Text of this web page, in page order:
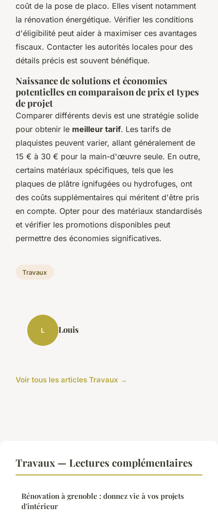
coût de la pose de placo. Elles visent notamment
la rénovation énergétique. Vérifier les conditions
d'éligibilité peut aider à maximiser ces avantages
fiscaux. Contacter les autorités locales pour des
détails précis est souvent bénéfique.
Naissance de solutions et économies
potentielles en comparaison de prix et types
de projet
Comparer différents devis est une stratégie solide
pour obtenir le meilleur tarif. Les tarifs de
plaquistes peuvent varier, allant généralement de
15 € à 30 € pour la main-d'œuvre seule. En outre,
certains matériaux spécifiques, tels que les
plaques de plâtre ignifugées ou hydrofuges, ont
des coûts supplémentaires qui méritent d'être pris
en compte. Opter pour des matériaux standardisés
et vérifier les promotions disponibles peut
permettre des économies significatives.
Travaux
L Louis
Voir tous les articles Travaux →
Travaux — Lectures complémentaires
Rénovation à grenoble : donnez vie à vos projets
d'intérieur